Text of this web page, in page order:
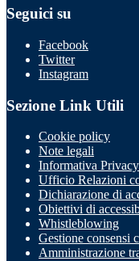
Seguici su
Facebook
Twitter
Instagram
Sezione Link Utili
Cookie policy
Note legali
Informativa Privacy
Ufficio Relazioni
Dichiarazione di
Obiettivi di
Whistleblowing
Gestione consensi
Amministrazione